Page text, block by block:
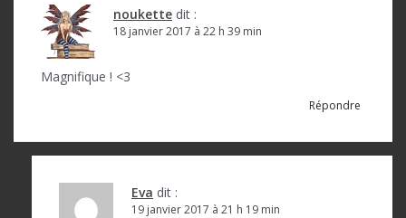
noukette dit :
18 janvier 2017 à 22 h 39 min
Magnifique ! <3
Répondre
Eva dit :
19 janvier 2017 à 21 h 19 min